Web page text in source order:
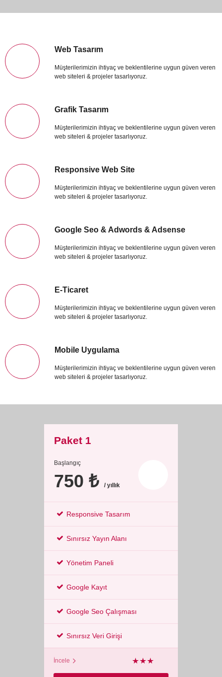
Web Tasarım
Müşterilerimizin ihtiyaç ve beklentilerine uygun güven veren
web siteleri & projeler tasarlıyoruz.
Grafik Tasarım
Müşterilerimizin ihtiyaç ve beklentilerine uygun güven veren
web siteleri & projeler tasarlıyoruz.
Responsive Web Site
Müşterilerimizin ihtiyaç ve beklentilerine uygun güven veren
web siteleri & projeler tasarlıyoruz.
Google Seo & Adwords & Adsense
Müşterilerimizin ihtiyaç ve beklentilerine uygun güven veren
web siteleri & projeler tasarlıyoruz.
E-Ticaret
Müşterilerimizin ihtiyaç ve beklentilerine uygun güven veren
web siteleri & projeler tasarlıyoruz.
Mobile Uygulama
Müşterilerimizin ihtiyaç ve beklentilerine uygun güven veren
web siteleri & projeler tasarlıyoruz.
Paket 1
Başlangıç
750 ₺ / yıllık
Responsive Tasarım
Sınırsız Yayın Alanı
Yönetim Paneli
Google Kayıt
Google Seo Çalışması
Sınırsız Veri Girişi
İncele